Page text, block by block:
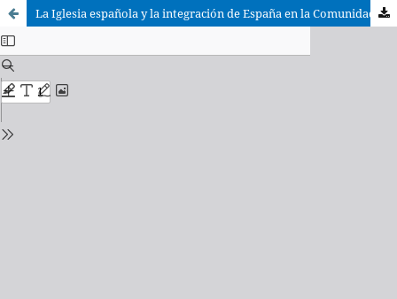
La Iglesia española y la integración de España en la Comunidad Europea